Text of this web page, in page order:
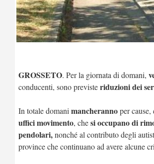
GROSSETO. Per la giornata di domani,
conducenti, sono previsteriduzioni dei
In totale domani mancherannoper
uffici movimento, chesi occupano di
pendolari,nonché al contributo degli
province che continuano ad avere alcune